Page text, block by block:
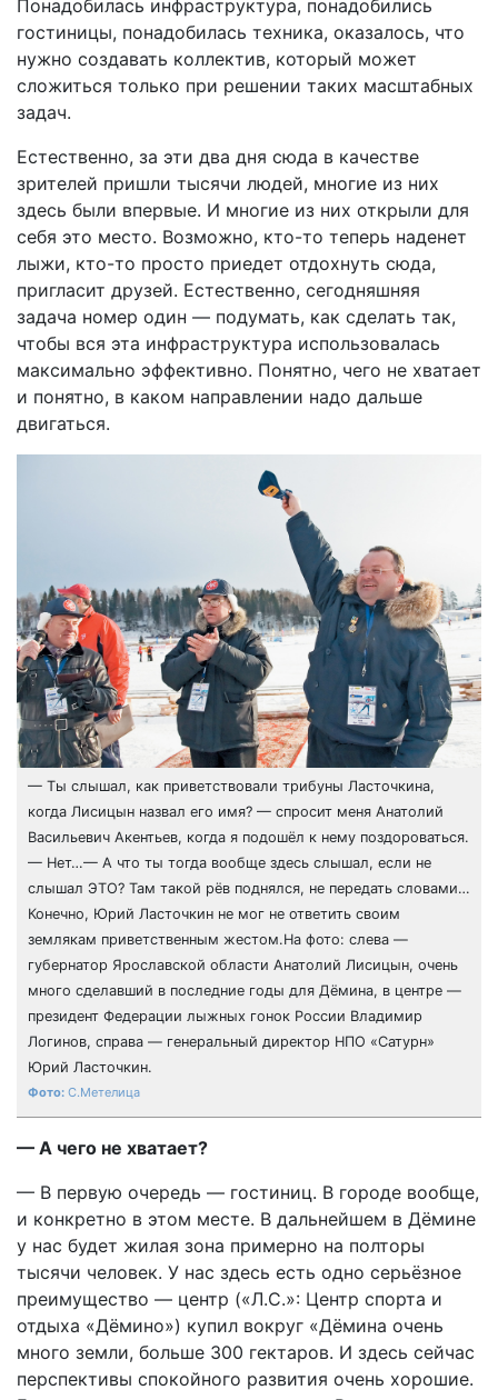
Понадобилась инфраструктура, понадобились
гостиницы, понадобилась техника, оказалось, что
нужно создавать коллектив, который может
сложиться только при решении таких масштабных
задач.
Естественно, за эти два дня сюда в качестве
зрителей пришли тысячи людей, многие из них
здесь были впервые. И многие из них открыли для
себя это место. Возможно, кто-то теперь наденет
лыжи, кто-то просто приедет отдохнуть сюда,
пригласит друзей. Естественно, сегодняшняя
задача номер один — подумать, как сделать так,
чтобы вся эта инфраструктура использовалась
максимально эффективно. Понятно, чего не хватает
и понятно, в каком направлении надо дальше
двигаться.
— Ты слышал, как приветствовали трибуны Ласточкина,
когда Лисицын назвал его имя? — спросит меня Анатолий
Васильевич Акентьев, когда я подошёл к нему поздороваться.
— Нет…— А что ты тогда вообще здесь слышал, если не
слышал ЭТО? Там такой рёв поднялся, не передать словами…
Конечно, Юрий Ласточкин не мог не ответить своим
землякам приветственным жестом.На фото: слева —
губернатор Ярославской области Анатолий Лисицын, очень
много сделавший в последние годы для Дёмина, в центре —
президент Федерации лыжных гонок России Владимир
Логинов, справа — генеральный директор НПО «Сатурн»
Юрий Ласточкин.
С.Метелица
— А чего не хватает?
— В первую очередь — гостиниц. В городе вообще,
и конкретно в этом месте. В дальнейшем в Дёмине
у нас будет жилая зона примерно на полторы
тысячи человек. У нас здесь есть одно серьёзное
преимущество — центр («Л.С.»: Центр спорта и
отдыха «Дёмино») купил вокруг «Дёмина очень
много земли, больше 300 гектаров. И здесь сейчас
перспективы спокойного развития очень хорошие.